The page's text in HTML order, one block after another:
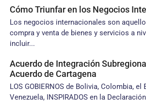
Cómo Triunfar en los Negocios
Los negocios internacionales son
compra y venta de bienes y servicios a
incluir...
Acuerdo de Integración
Acuerdo de Cartagena
LOS GOBIERNOS de Bolivia, Colombia, el
Venezuela, INSPIRADOS en la